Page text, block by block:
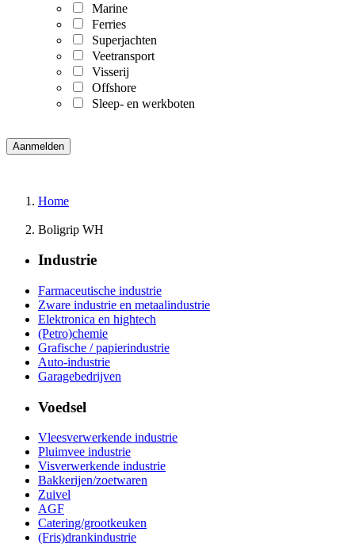
Marine
Ferries
Superjachten
Veetransport
Visserij
Offshore
Sleep- en werkboten
Home
Boligrip WH
Industrie
Farmaceutische industrie
Zware industrie en metaalindustrie
Elektronica en hightech
(Petro)chemie
Grafische / papierindustrie
Auto-industrie
Garagebedrijven
Voedsel
Vleesverwerkende industrie
Pluimvee industrie
Visverwerkende industrie
Bakkerijen/zoetwaren
Zuivel
AGF
Catering/grootkeuken
(Fris)drankindustrie